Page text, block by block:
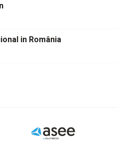
in România